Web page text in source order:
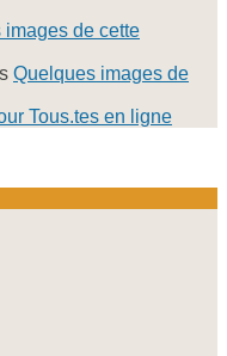
images de cette
Quelques images de
Tous.tes en ligne